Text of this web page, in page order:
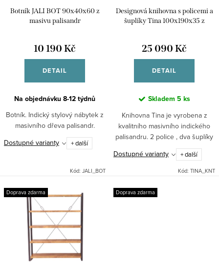
u
oBotník JALI BOT 90x40x60 z
masivu palisandr
10 190 Kč
DETAIL
Na objednávku 8-12 týdnů
Botník. Indický stylový nábytek z
masivního dřeva palisandr.
Dostupné varianty
+ další
Kód: JALI_BOT
Designová knihovna s policemi a
šuplíky Tina 100x190x35 z
25 090 Kč
DETAIL
Skladem 5 ks
Knihovna Tina je vyrobena z
kvalitního masivního indického
palisandru. 2 police , dva šuplíky
Dostupné varianty
+ další
Kód: TINA_KNT
Doprava zdarma Doprava zdarma